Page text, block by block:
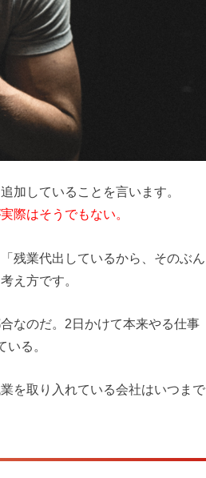
加していることを言います。
際はそうでもない。
残業代出しているから、そのぶん
え方です。
なのだ。2日かけて本来やる仕事
る。
を取り入れている会社はいつまで